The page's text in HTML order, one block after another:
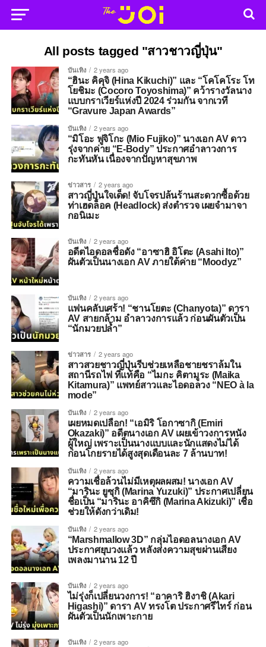
All posts tagged "สาวชาวญี่ปุ่น"
บันเทิง 2 years ago
“ฮินะ คิคุจิ (Hina Kikuchi)” และ “โคโคโระ โท
โยชิมะ (Cocoro Toyoshima)” คว้ารางวัลนาง
แบบกราเวียร์แห่งปี 2024 ร่วมกัน จากเวที
“Gravure Japan Awards”
บันเทิง 2 years ago
“มิโอะ ฟูจิโกะ (Mio Fujiko)” นางเอก AV ดาว
รุ่งจากค่าย “E-Body” ประกาศอำลาวงการ
กะทันหัน เนื่องจากปัญหาสุขภาพ
ข่าวสาร 2 years ago
สาวญี่ปุ่นใจเด็ด! จับโจรปล้นร้านสะดวกซื้อด้วย
ท่าเฮดล็อค (Headlock) ส่งตำรวจ เผยจำมาจา
กอนิเมะ
บันเทิง 2 years ago
อดีตไอดอลชื่อดัง “อาซาฮิ อิโตะ (Asahi Ito)”
ผันตัวเป็นนางเอก AV ภายใต้ค่าย “Moodyz”
บันเทิง 2 years ago
แฟนคลับเศร้า! “ชานโยตะ (Chanyota)” ดารา
AV สายกล้าม อำลาวงการแล้ว ก่อนผันตัวเป็น
“นักมวยปล้ำ”
ข่าวสาร 2 years ago
สาวสวยชาวญี่ปุ่นรีบช่วยเหลือชายชราล้มใน
สถานีรถไฟ ที่แท้คือ “ไมกะ คิตามูระ (Maika
Kitamura)” แพทย์สาวและไอดอลวง “NEO à la
mode”
บันเทิง 2 years ago
เผยหมดเปลือก! “เอมิริ โอกาซากิ (Emiri
Okazaki)” อดีตนางเอก AV เผยเข้าวงการหนัง
ผู้ใหญ่ เพราะเป็นนางแบบและนักแสดงไม่ได้
ก่อนโกยรายได้สูงสุดเดือนละ 7 ล้านบาท!
บันเทิง 2 years ago
ความเชื่อล้วนไม่มีเหตุผลผสม! นางเอก AV
“มารินะ ยูซุกิ (Marina Yuzuki)” ประกาศเปลี่ยน
ชื่อเป็น “มารินะ อาคิซึกิ (Marina Akizuki)” เชื่อ
ช่วยให้ดังกว่าเดิม!
บันเทิง 2 years ago
“Marshmallow 3D” กลุ่มไอดอลนางเอก AV
ประกาศยุบวงแล้ว หลังส่งความสุขผ่านเสียง
เพลงมานาน 12 ปี
บันเทิง 2 years ago
ไม่รุ่งก็เปลี่ยนวงการ! “อาคาริ ฮิงาชิ (Akari
Higashi)” ดารา AV ทรงโต ประกาศรีไทร์ ก่อน
ผันตัวเป็นนักเพาะกาย
บันเทิง 2 years ago